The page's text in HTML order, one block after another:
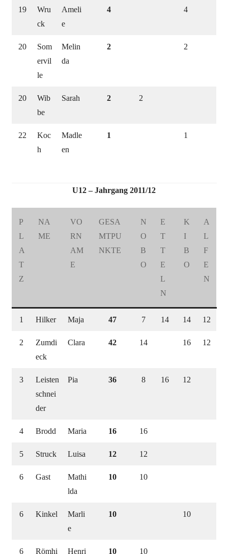
19
Wru
ck
Ameli
e
4 4
20
Som
ervil
le
Melin
da
2 2
20
Wib
be
Sarah 2 2
22
Koc
h
Madle
en
1 1
U12 – Jahrgang 2011/12
P
L
A
T
Z
NA
ME
VO
RN
AM
E
GESA
MTPU
NKTE
N
O
B
O
E
T
T
E
L
N
K
I
B
O
A
L
F
E
N
1 Hilker Maja 47 7 14 14 12
2
Zumdi
eck
Clara 42 14 16 12
3
Leisten
schnei
der
Pia 36 8 16 12
4 Brodd Maria 16 16
5 Struck Luisa 12 12
6 Gast
Mathi
lda
10 10
6 Kinkel
Marli
e
10 10
6 Römhi Henri 10 10